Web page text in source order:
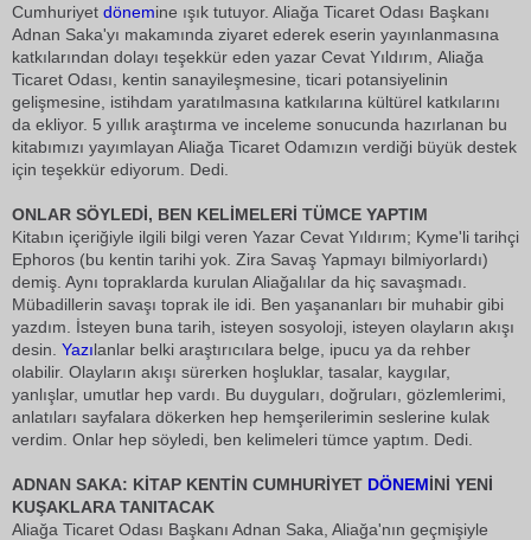
Cumhuriyet dönemine ışık tutuyor. Aliağa Ticaret Odası Başkanı
Adnan Saka'yı makamında ziyaret ederek eserin yayınlanmasına
katkılarından dolayı teşekkür eden yazar Cevat Yıldırım, Aliağa
Ticaret Odası, kentin sanayileşmesine, ticari potansiyelinin
gelişmesine, istihdam yaratılmasına katkılarına kültürel katkılarını
da ekliyor. 5 yıllık araştırma ve inceleme sonucunda hazırlanan bu
kitabımızı yayımlayan Aliağa Ticaret Odamızın verdiği büyük destek
için teşekkür ediyorum. Dedi.
ONLAR SÖYLEDİ, BEN KELİMELERİ TÜMCE YAPTIM
Kitabın içeriğiyle ilgili bilgi veren Yazar Cevat Yıldırım; Kyme'li tarihçi
Ephoros (bu kentin tarihi yok. Zira Savaş Yapmayı bilmiyorlardı)
demiş. Aynı topraklarda kurulan Aliağalılar da hiç savaşmadı.
Mübadillerin savaşı toprak ile idi. Ben yaşananları bir muhabir gibi
yazdım. İsteyen buna tarih, isteyen sosyoloji, isteyen olayların akışı
desin. Yazılanlar belki araştırıcılara belge, ipucu ya da rehber
olabilir. Olayların akışı sürerken hoşluklar, tasalar, kaygılar,
yanlışlar, umutlar hep vardı. Bu duyguları, doğruları, gözlemlerimi,
anlatıları sayfalara dökerken hep hemşerilerimin seslerine kulak
verdim. Onlar hep söyledi, ben kelimeleri tümce yaptım. Dedi.
ADNAN SAKA: KİTAP KENTİN CUMHURİYET DÖNEMİNİ YENİ
KUŞAKLARA TANITACAK
Aliağa Ticaret Odası Başkanı Adnan Saka, Aliağa'nın geçmişiyle